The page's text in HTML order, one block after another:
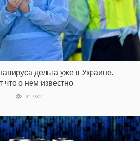
дельта уже в Украине.
что о нем известно
31 932